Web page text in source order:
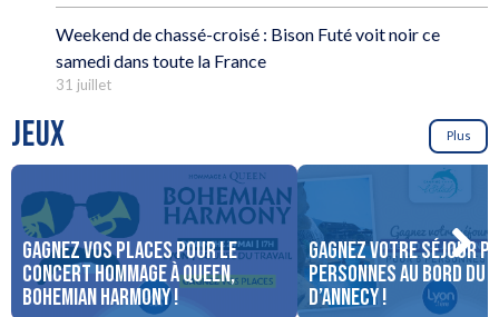
Weekend de chassé-croisé : Bison Futé voit noir ce
samedi dans toute la France
31 juillet
JEUX Plus
Gagnez vos places pour le
concert Hommage à Queen,
Bohemian Harmony !
Gagnez votre séjour
personnes au bord du
d’Annecy !